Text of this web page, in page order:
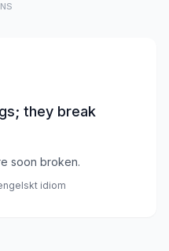
they break
soon broken.
idiom